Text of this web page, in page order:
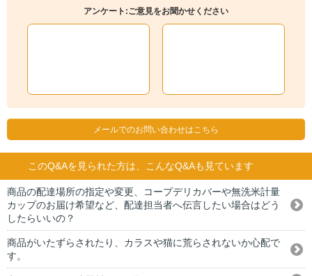
アンケート:ご意見をお聞かせください
メールでのお問い合わせはこちら
このQ&Aを見られた方は、こんなQ&Aも見ています
商品の配達場所の指定や変更、コープデリカバーや無洗米計量
カップのお届け希望など、配達担当者へ伝言したい場合はどう
したらいいの？
商品がいたずらされたり、カラスや猫に荒らされないか心配で
す。